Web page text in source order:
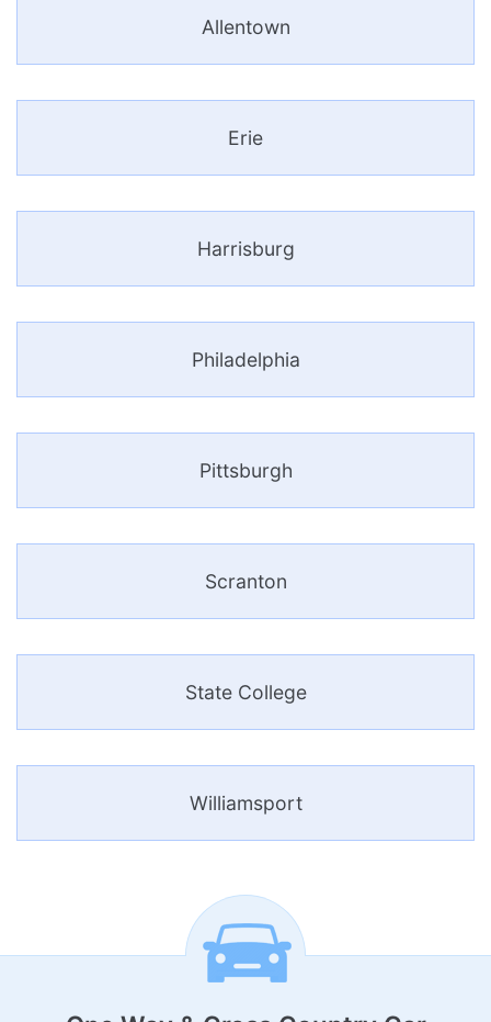
Allentown
Erie
Harrisburg
Philadelphia
Pittsburgh
Scranton
State College
Williamsport